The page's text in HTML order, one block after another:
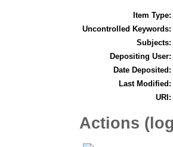
Item Type:
Uncontrolled Keywords:
Subjects:
Depositing User:
Date Deposited:
Last Modified:
URI:
Actions